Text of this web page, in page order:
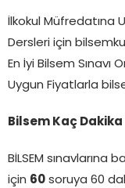
İlkokul Müfredatına
Dersleri için
En İyi Bilsem
Uygun Fiyatlarla
Bilsem Kaç
BİLSEM sınavlarına
için 60 soruya 60